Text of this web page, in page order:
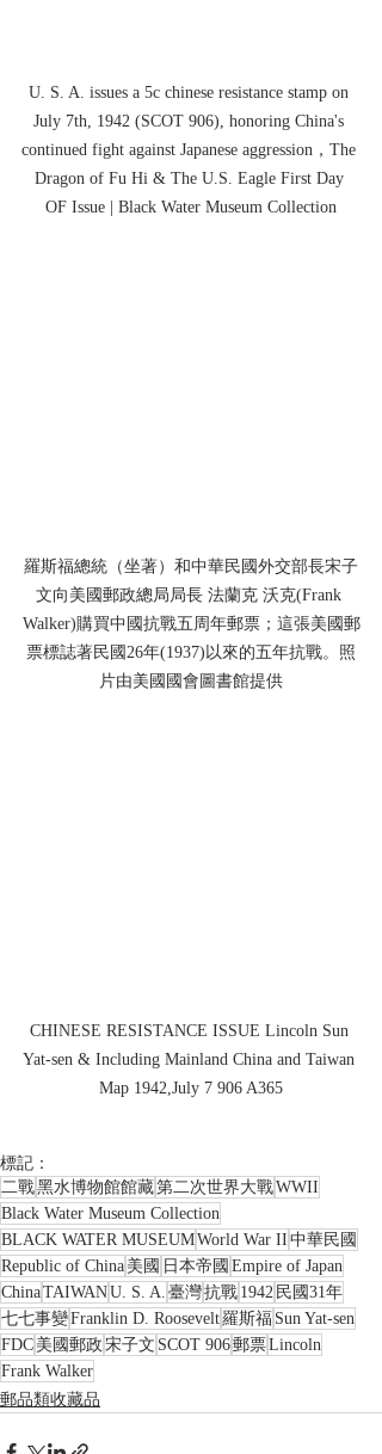
U. S. A. issues a 5c chinese resistance stamp on
July 7th, 1942 (SCOT 906), honoring China's
continued fight against Japanese aggression，The
Dragon of Fu Hi & The U.S. Eagle First Day
OF Issue | Black Water Museum Collection
羅斯福總統（坐著）和中華民國外交部長宋子
文向美國郵政總局局長 法蘭克 沃克(Frank
Walker)購買中國抗戰五周年郵票；這張美國郵
票標誌著民國26年(1937)以來的五年抗戰。照
片由美國國會圖書館提供
CHINESE RESISTANCE ISSUE Lincoln Sun
Yat-sen & Including Mainland China and Taiwan
Map 1942,July 7 906 A365
標記：
二戰黑水博物館館藏第二次世界大戰WWII
Black Water Museum Collection
BLACK WATER MUSEUMWorld War II 中華民國
Republic of China 美國 日本帝國 Empire of Japan
ChinaTAIWANU. S. A. 臺灣抗戰 1942 民國31年
七七事變Franklin D. Roosevelt羅斯福 Sun Yat-sen
FDC 美國郵政 宋子文 SCOT 906郵票Lincoln
Frank Walker
郵品類收藏品